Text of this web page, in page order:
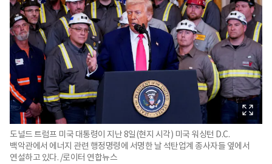
도널드 트럼프 미국 대통령이 지난 8일(현지 시각) 미국 워싱턴 D.C.
백악관에서 에너지 관련 행정명령에 서명한 날 석탄업계 종사자들 옆에서
연설하고 있다. /로이터 연합뉴스